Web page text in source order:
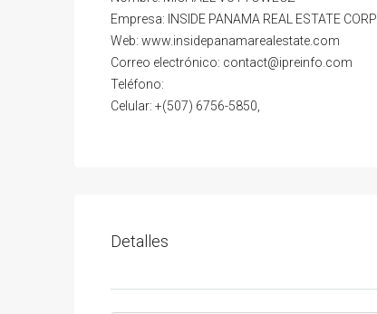
Empresa: INSIDE PANAMA REAL ESTATE CORP
Web: www.insidepanamarealestate.com
Correo electrónico: contact@ipreinfo.com
Teléfono:
Celular: +(507) 6756-5850,
Detalles